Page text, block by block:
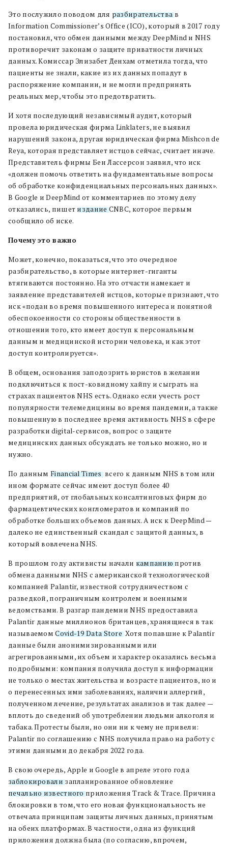
Это послужило поводом для разбирательствав
Information Commissioner’s Office (ICO), который в 2017 году
постановил, что обмен данными между DeepMind и NHS
противоречит законам о защите приватности личных
данных. Комиссар Элизабет Денхам отметила тогда, что
пациенты не знали, какие из их данных попадут в
распоряжение компании, и не могли предпринять
реальных мер, чтобы это предотвратить.
И хотя последующий независимый аудит, который
провела юридическая фирма Linklaters, не выявил
нарушений закона, другая юридическая фирма Mishcon de
Reya, которая представляет истцов сейчас, считает иначе.
Представитель фирмы Бен Лассерсон заявил, что иск
«должен помочь ответить на фундаментальные вопросы
об обработке конфиденциальных персональных данных».
В Google и DeepMind от комментариев по этому делу
отказались, пишет изданиеCNBC, которое первым
сообщило об иске.
Почему это важно
Может, конечно, показаться, что это очередное
разбирательство, в которые интернет-гиганты
втягиваются постоянно. На это отчасти намекает и
заявление представителей истцов, которые признают, что
иск «подан во время повышенного интереса и понятной
обеспокоенности со стороны общественности в
отношении того, кто имеет доступ к персональным
данным и медицинской истории человека, и как этот
доступ контролируется».
В общем, основания заподозрить юристов в желании
подключиться к пост-ковидному хайпу и сыграть на
страхах пациентов NHS есть. Однако если учесть рост
популярности телемедицины во время пандемии, а также
повышенную в последнее время активность NHS в сфере
разработки digital-сервисов, вопрос о защите
медицинских данных обсуждать не только можно, но и
нужно.
По данным Financial Times, всего к данным NHS в том или
ином формате сейчас имеют доступ более 40
предприятий, от глобальных консалтинговых фирм до
фармацевтических конгломератов и компаний по
обработке больших объемов данных. А иск к DeepMind —
далеко не единственный скандал с защитой данных, в
который вовлечена NHS.
В прошлом году активисты начали кампаниюпротив
обмена данными NHS с американской технологической
компанией Palantir, известной сотрудничеством с
разведкой, пограничным контролем и военными
ведомствами. В разгар пандемии NHS предоставила
Palantir данные миллионов британцев, хранящиеся в так
называемомCovid-19 Data Store. Хотя попавшие к Palantir
данные были анонимизированными или
агрегированными, их объем и характер оказались весьма
подробными: компания получила доступ к информации
не только о местах жительства и возрасте пациентов, но и
о перенесенных ими заболеваниях, наличии аллергий,
полученном лечение, результатах анализов и так далее —
вплоть до сведений об употреблении людьми алкоголя и
табака. Протесты были, но они ни к чему не привели:
Palantir по соглашению с NHS получила право на работу с
этими данными до декабря 2022 года.
В свою очередь, Apple и Google в апреле этого года
заблокировализапланированное обновление
печально известногоприложения Track & Trace. Причина
блокировки в том, что его новая функциональность не
отвечала принципам защиты личных данных, принятым
на обеих платформах. В частности, одна из функций
приложения должна была (по согласию, впрочем,